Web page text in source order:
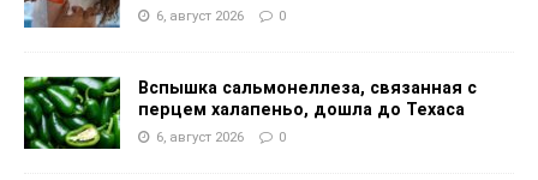
6, август 2026 0
Вспышка сальмонеллеза, связанная с
перцем халапеньо, дошла до Техаса
6, август 2026 0